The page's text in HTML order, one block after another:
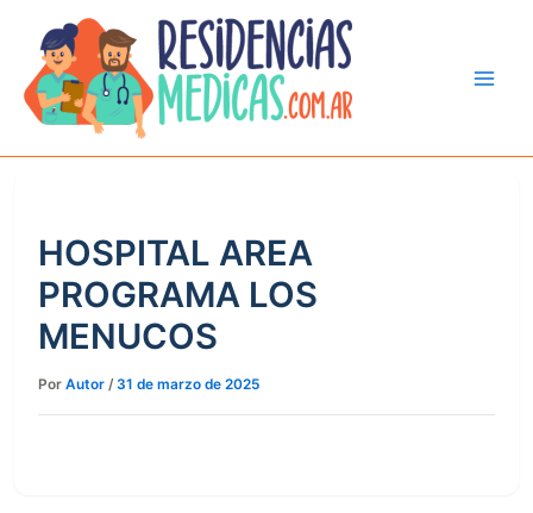
contenido
HOSPITAL AREA
PROGRAMA LOS
MENUCOS
Por Autor /31 de marzo de 2025